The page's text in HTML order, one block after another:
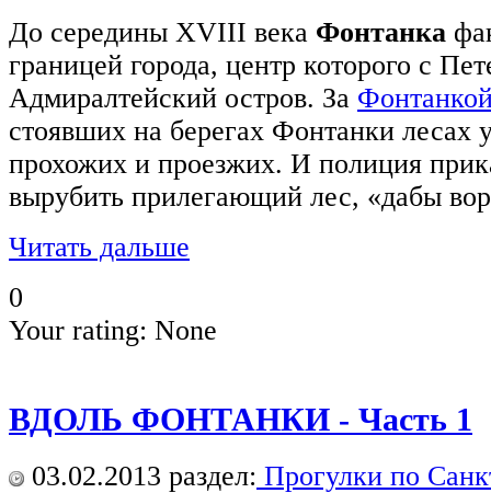
До середины XVIII века Фонтанка
границей города, центр которого с
Адмиралтейский остров. За
стоявших на берегах Фонтанки лесах
прохожих и проезжих. И полиция
вырубить прилегающий лес, «дабы
Читать дальше
0
Your rating: None
ВДОЛЬ ФОНТАНКИ - Часть 1
03.02.2013 раздел: Прогулки по